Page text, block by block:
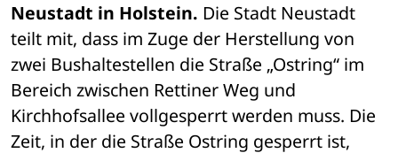
Neustadt in Holstein. Die Stadt Neustadt
teilt mit, dass im Zuge der Herstellung von
zwei Bushaltestellen die Straße „Ostring“ im
Bereich zwischen Rettiner Weg und
Kirchhofsallee vollgesperrt werden muss. Die
Zeit, in der die Straße Ostring gesperrt ist,